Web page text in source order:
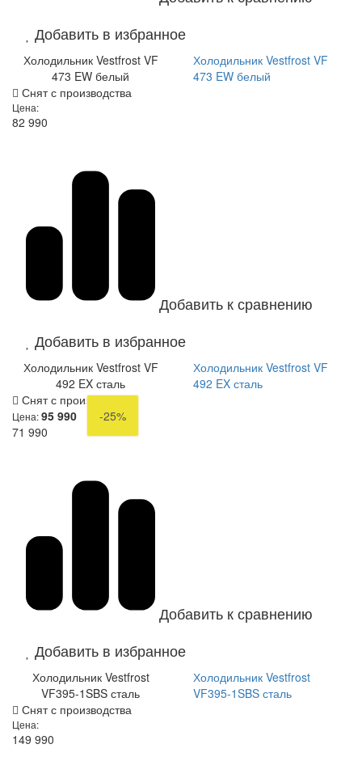
Добавить в избранное
Холодильник Vestfrost VF
473 EW белый
Холодильник Vestfrost VF
473 EW белый
Снят с производства
Цена:
82 990
Добавить к сравнению
Добавить в избранное
Холодильник Vestfrost VF
492 EX сталь
Холодильник Vestfrost VF
492 EX сталь
Снят с производства
Цена:95 990
-25%
71 990
Добавить к сравнению
Добавить в избранное
Холодильник Vestfrost
VF395-1SBS сталь
Холодильник Vestfrost
VF395-1SBS сталь
Снят с производства
Цена:
149 990